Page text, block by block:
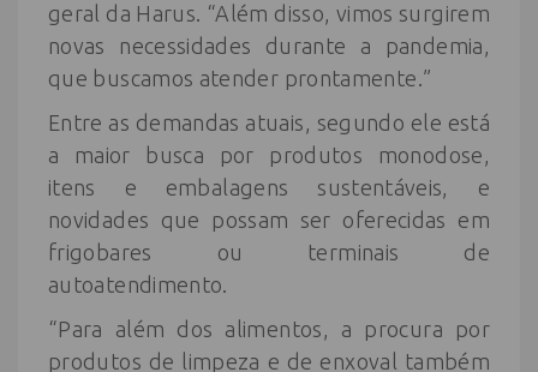
geral da Harus. “Além disso, vimos surgirem
novas necessidades durante a pandemia,
que buscamos atender prontamente.”
Entre as demandas atuais, segundo ele está
a maior busca por produtos monodose,
itens e embalagens sustentáveis, e
novidades que possam ser oferecidas em
frigobares ou terminais de
autoatendimento.
“Para além dos alimentos, a procura por
produtos de limpeza e de enxoval também